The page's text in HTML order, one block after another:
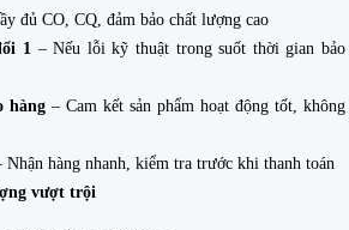
đủ CO, CQ, đảm bảo chất lượng cao
1– Nếu lỗi kỹ thuật trong suốt thời gian bảo
hàng – Cam kết sản phẩm hoạt động tốt, không
Nhận hàng nhanh, kiểm tra trước khi thanh toán
vượt trội